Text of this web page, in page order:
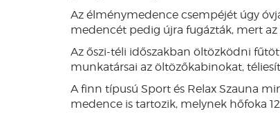
Az élménymedence csempéjét úgy
medencét pedig újra fugázták, mert
Az őszi-téli időszakban öltözködni
munkatársai az öltözőkabinokat,
A finn típusú Sport és Relax Szauna
medence is tartozik, melynek hőfoka